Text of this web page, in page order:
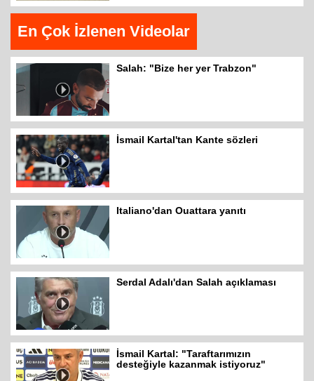
En Çok İzlenen Videolar
Salah: "Bize her yer Trabzon"
İsmail Kartal'tan Kante sözleri
Italiano'dan Ouattara yanıtı
Serdal Adalı'dan Salah açıklaması
İsmail Kartal: "Taraftarımızın
desteğiyle kazanmak istiyoruz"